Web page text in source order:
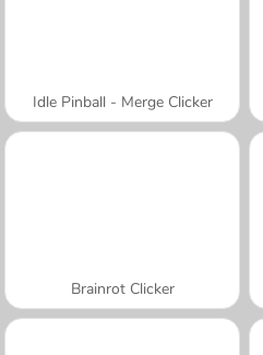
Idle Pinball - Merge Clicker
Brainrot Clicker